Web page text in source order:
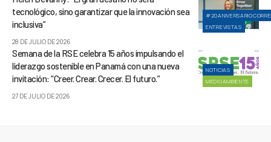
ENTREVISTAS
tecnológico, sino garantizar que la innovación sea
inclusiva”
28 DE JULIO DE 2026
NOTICIAS
MEDIOAMBIENTE
Semana de la RSE celebra 15 años impulsando el
liderazgo sostenible en Panamá con una nueva
invitación: “Creer. Crear. Crecer. El futuro.”
27 DE JULIO DE 2026